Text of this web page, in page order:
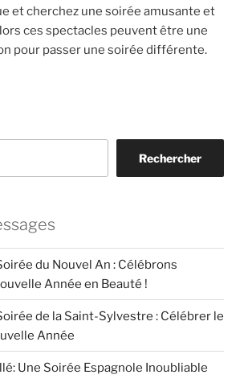
et cherchez une soirée amusante et
ces spectacles peuvent être une
pour passer une soirée différente.
Rechercher
du Nouvel An : Célébrons
Année en Beauté !
de la Saint-Sylvestre : Célébrer le
Année
Une Soirée Espagnole Inoubliable